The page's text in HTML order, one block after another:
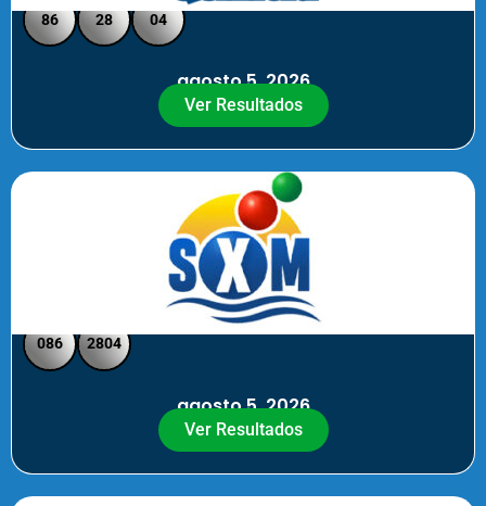
86 28 04
agosto 5, 2026
Ver Resultados
SXM Medio día - Pick 3 Pick 4
086 2804
agosto 5, 2026
Ver Resultados